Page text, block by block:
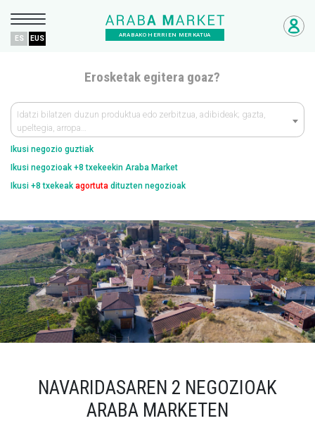
ARABAKO HERRIEN MERKATUA
ES EUS
Erosketak egitera goaz?
Idatzi bilatzen duzun produktua edo zerbitzua, adibideak; gazta,
upeltegia, arropa…
Ikusi negozio guztiak
Ikusi negozioak +8 txekeekin Araba Market
Ikusi +8 txekeak agortuta dituzten negozioak
NAVARIDASAREN 2 NEGOZIOAK
ARABA MARKETEN